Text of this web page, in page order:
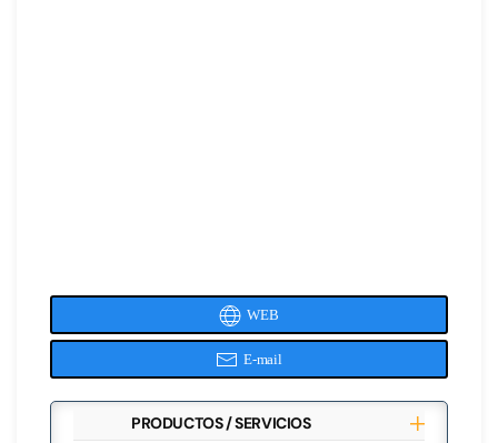
WEB
E-mail
PRODUCTOS / SERVICIOS